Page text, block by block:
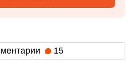
15